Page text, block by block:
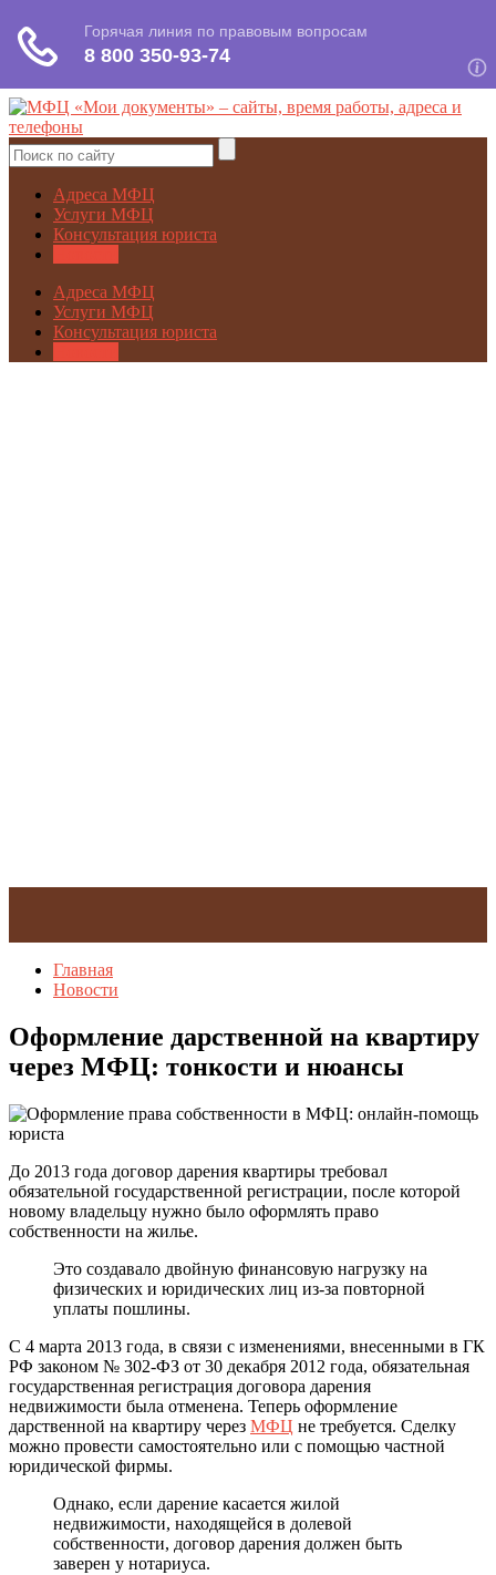
Адреса МФЦ
Услуги МФЦ
Консультация юриста
Адреса МФЦ
Услуги МФЦ
Консультация юриста
Главная
Новости
Оформление дарственной на квартиру
через МФЦ: тонкости и нюансы
До 2013 года договор дарения квартиры требовал
обязательной государственной регистрации, после которой
новому владельцу нужно было оформлять право
собственности на жилье.
Это создавало двойную финансовую нагрузку на
физических и юридических лиц из-за повторной
уплаты пошлины.
С 4 марта 2013 года, в связи с изменениями, внесенными в ГК
РФ законом № 302-ФЗ от 30 декабря 2012 года, обязательная
государственная регистрация договора дарения
недвижимости была отменена. Теперь оформление
дарственной на квартиру через МФЦ не требуется. Сделку
можно провести самостоятельно или с помощью частной
юридической фирмы.
Однако, если дарение касается жилой
недвижимости, находящейся в долевой
собственности, договор дарения должен быть
заверен у нотариуса.